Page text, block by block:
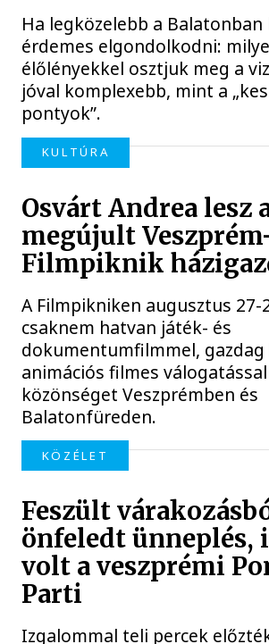
Ha legközelebb a
érdemes elgondolkodni:
élőlényekkel osztjuk meg a
jóval komplexebb, mint a
pontyok”.
KULTÚRA
Osvárt Andrea lesz
megújult
Filmpiknik
A Filmpikniken augusztus 27-
csaknem hatvan játék- és
dokumentumfilmmel,
animációs filmes
közönséget Veszprémben és
Balatonfüreden.
KÖZÉLET
Feszült
önfeledt ünneplés,
volt a veszprémi
Parti
Izgalommal teli percek